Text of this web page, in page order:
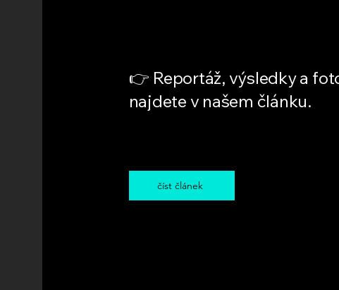
👉 Reportáž, výsledky a
najdete v našem článku.
číst článek